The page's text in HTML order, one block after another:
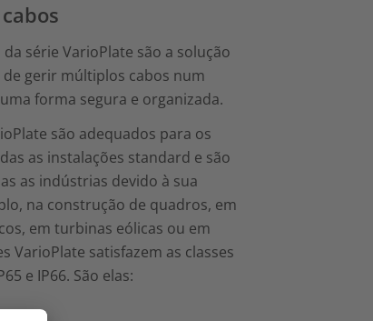
série VarioPlate são a solução
gerir múltiplos cabos num
forma segura e organizada.
são adequados para os
as instalações standard e são
as indústrias devido à sua
na construção de quadros, em
em turbinas eólicas ou em
VarioPlate satisfazem as classes
e IP66. São elas: